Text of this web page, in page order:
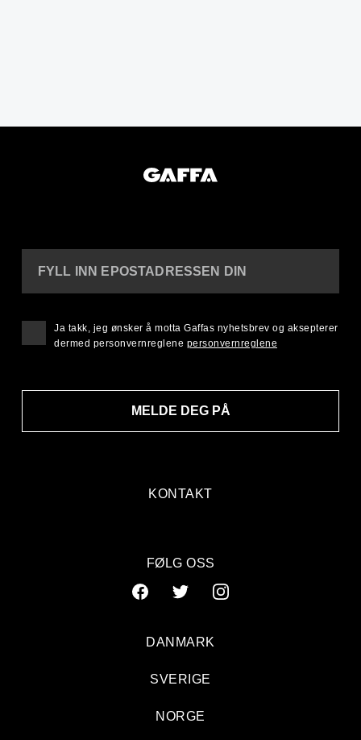
KONTAKT
FYLL INN EPOSTADRESSEN DIN
MELDE DEG PÅ
Ja takk, jeg ønsker å motta Gaffas nyhetsbrev og aksepterer
dermed personvernreglene personvernreglene
FØLG OSS
DANMARK
SVERIGE
NORGE